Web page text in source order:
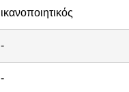
ικανοποιητικός
-
-